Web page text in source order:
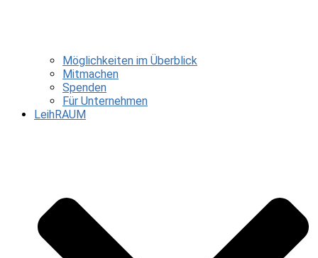
Möglichkeiten im Überblick
Mitmachen
Spenden
Für Unternehmen
LeihRAUM